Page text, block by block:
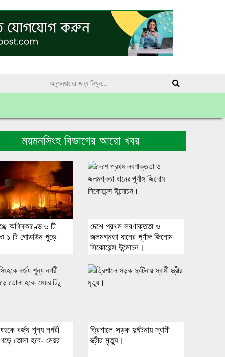
ময়মনসিংহ বিভাগের আরো খবর
অগ্নিকাণ্ডে ৬ টি
১ টি গোডাউন পুড়ে
দেশে প্রথম লবণাক্ততা ও
জলমগ্নতা ধানের পূর্ণাঙ্গ জিনোম
সিকোয়েন্স উন্মোচন।
বর্জ্য শূন্য নগরী
গড়ে তোলা হবে- মেয়র
ত্রিশালে সড়ক দুর্ঘটনায় স্বামী
স্ত্রীর মৃত্যু।